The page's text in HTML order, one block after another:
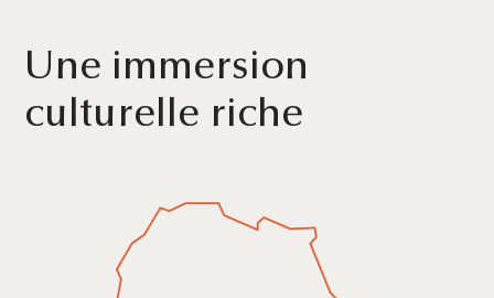
Une immersion
culturelle riche